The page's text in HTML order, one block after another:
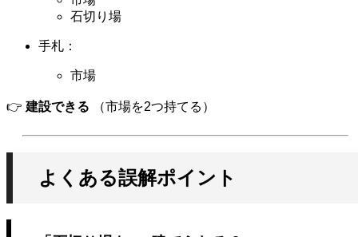
石切り場
手札：
市場
👉 建設できる （市場を2つ持てる）
よくある誤解ポイント